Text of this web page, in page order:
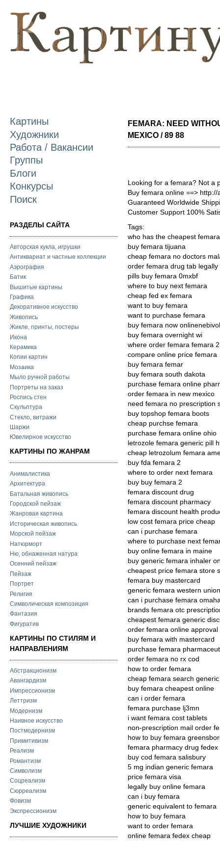
Картины
Художники
Работа / Вакансии
Группы
Блоги
Конкурсы
Поиск
РАЗДЕЛЫ САЙТА
Авторская кукла, игрушки
Антиквариат и частные коллекции
Аэрография
Батик
Вышитые картины
Графика
Декоративное искусство
Живопись
Жикле, принты, постеры
Икона
Керамика
Копии картин
Мозаика
Мыло ручной работы
Портреты на заказ
Роспись стен
Скульптура
Стекло, витражи
Шаржи
Ювелирное искусство
КАРТИНЫ ПО ЖАНРАМ
Анималистика
Архитектура
Батальная живопись
Городской пейзаж
Жанровая картина
Историческая живопись
Морской пейзаж
Натюрморт
Ню, обнаженная натура
Осенний пейзаж
Пейзаж
Портрет
Религия
Символическая композиция
Фантазия
Фигуратив
КАРТИНЫ ПО СТИЛЯМ И
НАПРАВЛЕНИЯМ
Абстракционизм
Авангардизм
Импрессионизм
Леттризм
Модернизм
Наивное искусство
Постмодернизм
Примитивизм
Реализм
Романтизм
Символизм
Соцреализм
Сюрреализм
Фовизм
Экспрессионизм
ЛУЧШИЕ ХУДОЖНИКИ
FEMARA: NEED
MEXICO / 89 88
Looking for a femara? Not a
Buy femara online ==>
Guaranteed Worldwide
Customer Support 100%
Tags:
who has the cheapest femara
buy femara tijuana
cheap femara no doctors
order femara drug tab legally
pills buy femara 0mxbf
where to buy next femara
cheap fed ex femara
want to buy femara
want to purchase femara
buy femara now
buy femara overnight wi
where order femara femara 2
compare online price femara
buy femara femar
buy femara south dakota
purchase femara online
order femara in new mexico
need femara no prescription
buy topshop femara boots
cheap purchse femara
purchase femara online ohio
letrozole femara generic pill
cheap letrozolum femara
buy fda femara 2
where to order next femara
buy buy femara 2
femara discount drug
femara discount pharmacy
femara discount health
low cost femara price cheap
can i purchase femara
where to purchase next
buy online femara in maine
buy generic femara inhaler
cheapest price femara store
femara buy mastercard
generic femara western union
can i purchase femara
brands femara otc
cheapest femara generic
order femara online approval
buy femara with mastercard
purchase femara
order femara no rx cod
how to order femara
cheap femara search generic
buy femara cheapest online
can i order femara
femara purchase lj3mn
i want femara cost tablets
non-prescription mail order
how to buy femara
femara pharmacy drug fedex
buy cod femara salisbury
5 mg indian generic femara
price femara visa
legally buy online femara
can i buy femara
generic equivalent to femara
how to buy femara
want to order femara
online femara fedex cheap